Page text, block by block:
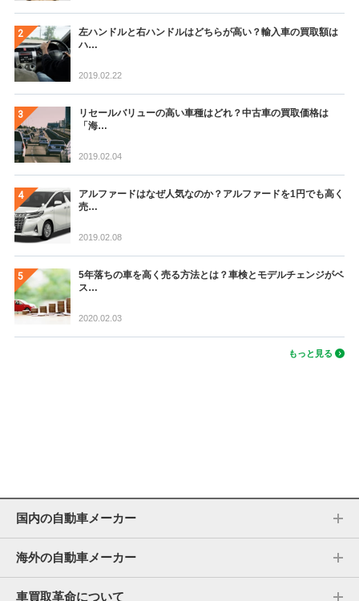
左ハンドルと右ハンドルはどちらが高い？輸入車の買取額は
ハ…
2019.02.22
リセールバリューの高い車種はどれ？中古車の買取価格は
「海…
2019.02.04
アルファードはなぜ人気なのか？アルファードを1円でも高く
売…
2019.02.08
5年落ちの車を高く売る方法とは？車検とモデルチェンジがベ
ス…
2020.02.03
もっと見る
国内の自動車メーカー
海外の自動車メーカー
車買取革命について